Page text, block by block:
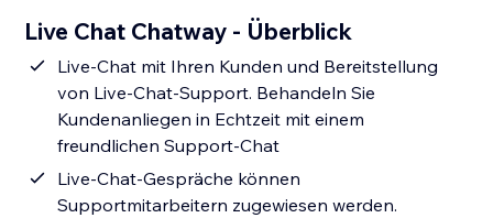
Live Chat Chatway - Überblick
Live-Chat mit Ihren Kunden und Bereitstellung
von Live-Chat-Support. Behandeln Sie
Kundenanliegen in Echtzeit mit einem
freundlichen Support-Chat
Live-Chat-Gespräche können
Supportmitarbeitern zugewiesen werden.